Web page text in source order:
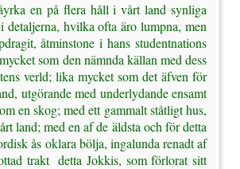
en på flera håll i vårt land synliga
hvilka ofta äro lumpna, men
åtminstone i hans studentnations
som den nämnda källan med dess
verld; lika mycket som det äfven för
utgörande med underlydande ensamt
en skog; med ett gammalt ståtligt hus,
land; med en af de äldsta och för detta
ås oklara bölja, ingalunda renadt af
trakt  detta Jokkis, som förlorat sitt